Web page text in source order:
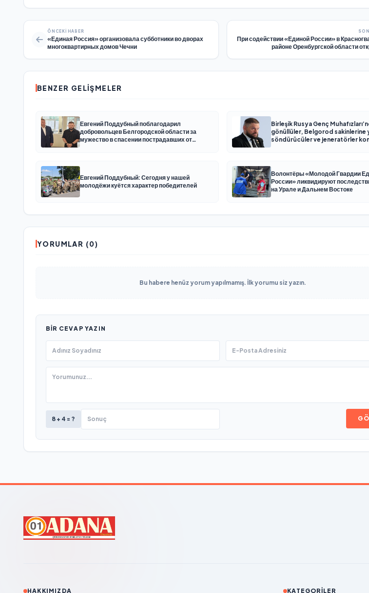
ÖNCEKI HABER
«Единая Россия» организовала субботники во дворах
многоквартирных домов Чечни
При содействии «Единой России» в
районе Оренбургской области
BENZER GELIŞMELER
Евгений Поддубный поблагодарил
добровольцев Белгородской области за
мужество в спасении пострадавших от
Birleşik Rusya Genç
gönüllüler, Belgorod sakinlerine
söndürücüler ve jeneratörler
Евгений Поддубный: Сегодня у нашей
молодёжи куётся характер победителей
Волонтёры «Молодой Гвардии
России» ликвидируют
на Урале и Дальнем Востоке
YORUMLAR (0)
Bu habere henüz yorum yapılmamış. İlk yorumu siz yazın.
BIR CEVAP YAZIN
8 + 4 = ?
HAKKIMIZDA KATEGORILER